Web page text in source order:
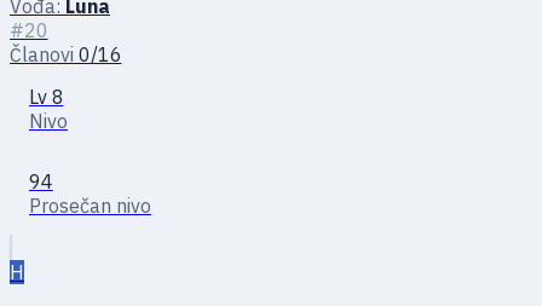
Vođa: Luna
#20
Članovi 0/16
Lv 8
Nivo
94
Prosečan nivo
H